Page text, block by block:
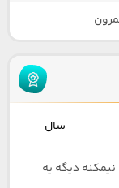
سال
دیگه یه